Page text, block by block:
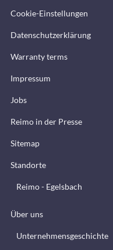
Cookie-Einstellungen
Datenschutzerklärung
Warranty terms
Impressum
Jobs
Reimo in der Presse
Sitemap
Standorte
Reimo - Egelsbach
Über uns
Unternehmensgeschichte